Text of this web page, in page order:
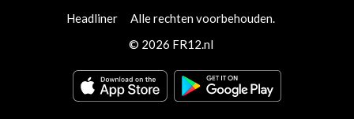
Headliner
Alle rechten voorbehouden.
© 2026 FR12.nl